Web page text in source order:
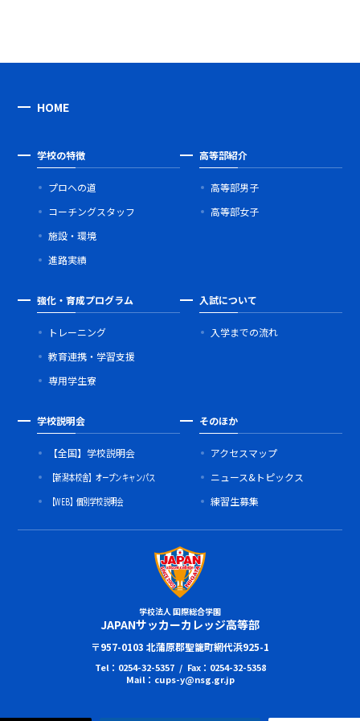
HOME
学校の特徴
プロへの道
コーチングスタッフ
施設・環境
進路実績
高等部紹介
高等部男子
高等部女子
強化・育成プログラム
トレーニング
教育連携・学習支援
専用学生寮
入試について
入学までの流れ
学校説明会
【全国】学校説明会
【新潟本校舎】オープンキャンパス
【WEB】個別学校説明会
そのほか
アクセスマップ
ニュース&トピックス
練習生募集
学校法人 国際総合学園
JAPANサッカーカレッジ高等部
〒957-0103 北蒲原郡聖籠町網代浜925-1
Tel：0254-32-5357 / Fax：0254-32-5358
Mail：cups-y@nsg.gr.jp